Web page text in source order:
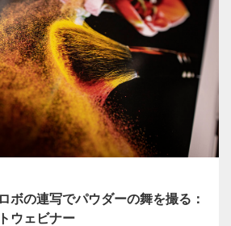
ボの連写でパウダーの舞を撮る：
ウェビナー